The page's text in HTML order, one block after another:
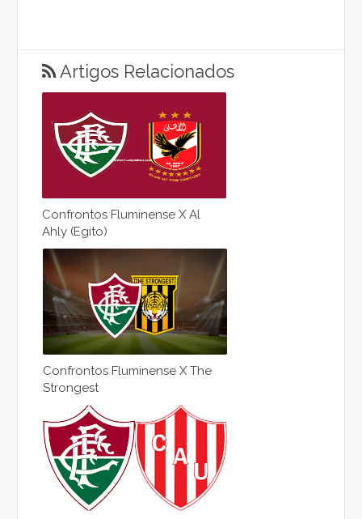
Artigos Relacionados
Confrontos Fluminense X Al
Ahly (Egito)
Confrontos Fluminense X The
Strongest